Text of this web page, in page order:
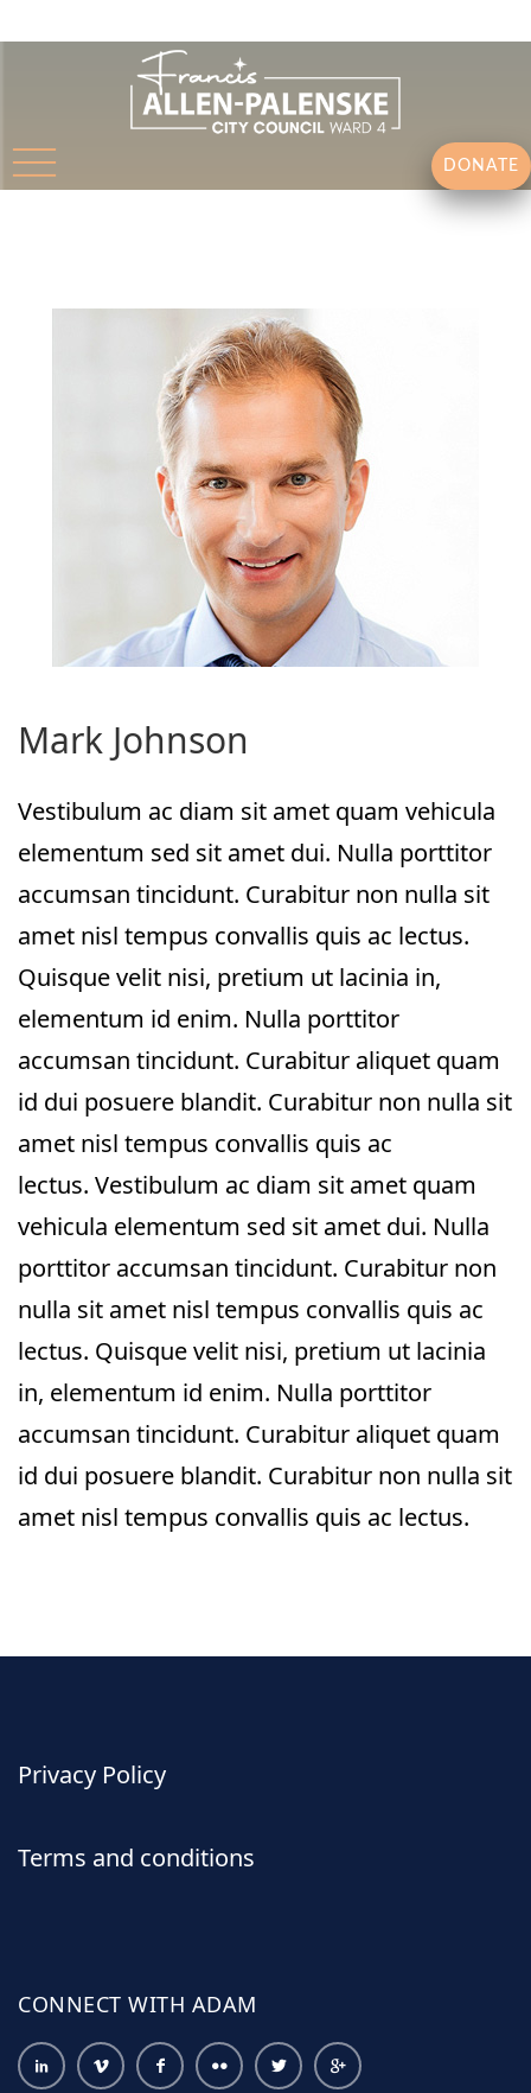
DONATE
Mark Johnson
Vestibulum ac diam sit amet quam vehicula
elementum sed sit amet dui. Nulla porttitor
accumsan tincidunt. Curabitur non nulla sit
amet nisl tempus convallis quis ac lectus.
Quisque velit nisi, pretium ut lacinia in,
elementum id enim. Nulla porttitor
accumsan tincidunt. Curabitur aliquet quam
id dui posuere blandit. Curabitur non nulla sit
amet nisl tempus convallis quis ac
lectus. Vestibulum ac diam sit amet quam
vehicula elementum sed sit amet dui. Nulla
porttitor accumsan tincidunt. Curabitur non
nulla sit amet nisl tempus convallis quis ac
lectus. Quisque velit nisi, pretium ut lacinia
in, elementum id enim. Nulla porttitor
accumsan tincidunt. Curabitur aliquet quam
id dui posuere blandit. Curabitur non nulla sit
amet nisl tempus convallis quis ac lectus.
Privacy Policy
Terms and conditions
CONNECT WITH ADAM